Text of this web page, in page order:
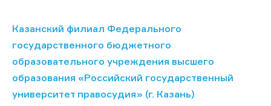
Казанский филиал Федерального
государственного бюджетного
образовательного учреждения высшего
образования «Российский государственный
университет правосудия» (г. Казань)